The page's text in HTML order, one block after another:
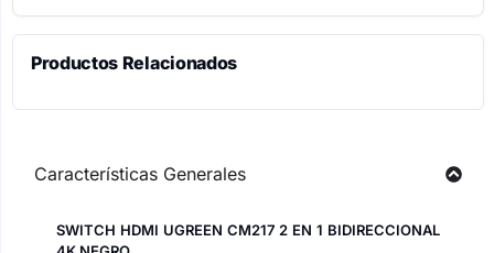
Productos Relacionados
Características Generales
SWITCH HDMI UGREEN CM217 2 EN 1 BIDIRECCIONAL